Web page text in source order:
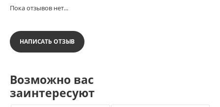
Пока отзывов нет...
НАПИСАТЬ ОТЗЫВ
Возможно вас
заинтересуют